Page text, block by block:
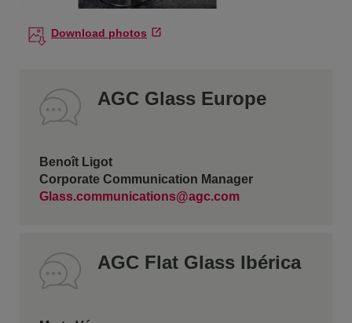
Download photos
AGC Glass Europe
Benoît Ligot
Corporate Communication Manager
Glass.communications@agc.com
AGC Flat Glass Ibérica